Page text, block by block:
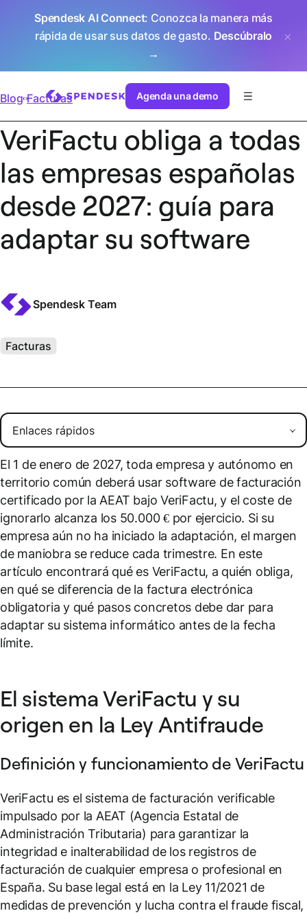
Spendesk AI Connect: Conozca la manera más
rápida de usar sus datos de gasto. Descúbralo
→
Agenda una demo
Blog Facturas
VeriFactu obliga a todas
las empresas españolas
desde 2027: guía para
adaptar su software
Spendesk Team
Facturas
El 1 de enero de 2027, toda empresa y autónomo en
territorio común deberá usar software de facturación
certificado por la AEAT bajo VeriFactu, y el coste de
ignorarlo alcanza los 50.000 € por ejercicio. Si su
empresa aún no ha iniciado la adaptación, el margen
de maniobra se reduce cada trimestre. En este
artículo encontrará qué es VeriFactu, a quién obliga,
en qué se diferencia de la factura electrónica
obligatoria y qué pasos concretos debe dar para
adaptar su sistema informático antes de la fecha
límite.
El sistema VeriFactu y su
origen en la Ley Antifraude
Definición y funcionamiento de VeriFactu
VeriFactu es el sistema de facturación verificable
impulsado por la AEAT (Agencia Estatal de
Administración Tributaria) para garantizar la
integridad e inalterabilidad de los registros de
facturación de cualquier empresa o profesional en
España. Su base legal está en la Ley 11/2021 de
medidas de prevención y lucha contra el fraude fiscal,